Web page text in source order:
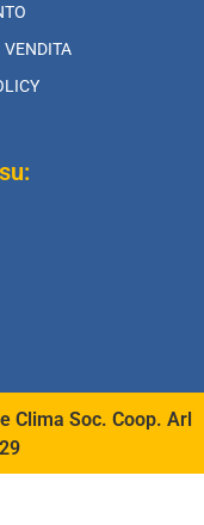
VENDITA
Clima Soc. Coop. Arl